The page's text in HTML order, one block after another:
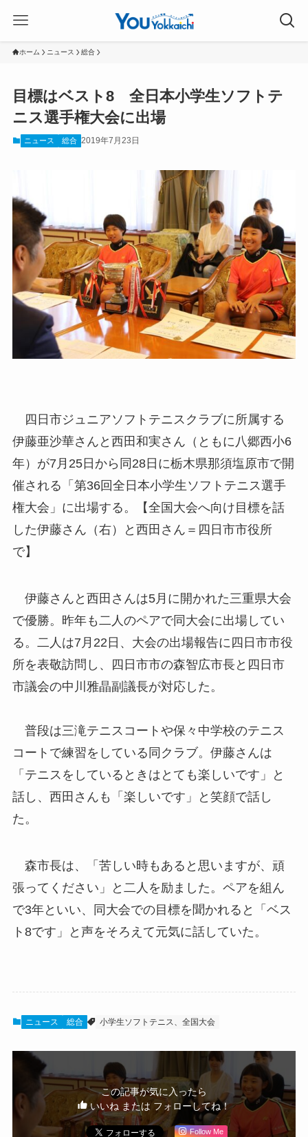
ホーム ニュース 総合
目標はベスト8 全日本小学生ソフトテ
ニス選手権大会に出場
ニュース 総合 2019年7月23日
四日市ジュニアソフトテニスクラブに所属する
伊藤亜沙華さんと西田和実さん（ともに八郷西小6
年）が7月25日から同28日に栃木県那須塩原市で開
催される「第36回全日本小学生ソフトテニス選手
権大会」に出場する。【全国大会へ向け目標を話
した伊藤さん（右）と西田さん＝四日市市役所
で】
伊藤さんと西田さんは5月に開かれた三重県大会
で優勝。昨年も二人のペアで同大会に出場してい
る。二人は7月22日、大会の出場報告に四日市市役
所を表敬訪問し、四日市市の森智広市長と四日市
市議会の中川雅晶副議長が対応した。
普段は三滝テニスコートや保々中学校のテニス
コートで練習をしている同クラブ。伊藤さんは
「テニスをしているときはとても楽しいです」と
話し、西田さんも「楽しいです」と笑顔で話し
た。
森市長は、「苦しい時もあると思いますが、頑
張ってください」と二人を励ました。ペアを組ん
で3年といい、同大会での目標を聞かれると「ベス
ト8です」と声をそろえて元気に話していた。
ニュース 総合 小学生ソフトテニス、全国大会
この記事が気に入ったら
いいね または フォローしてね！
Follow Me